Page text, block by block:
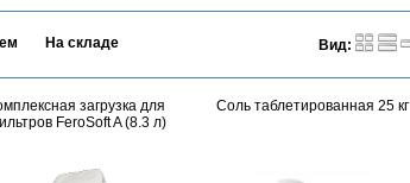
На складе Вид:
загрузка для
FeroSoft A (8.3 л)
Соль таблетированная 25 кг